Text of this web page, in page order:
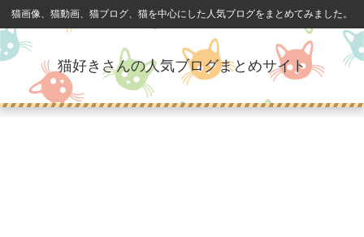
猫画像、猫動画、猫ブログ、猫を中心にした人気ブログをまとめてみました。
猫好きさんの人気ブログまとめサイト